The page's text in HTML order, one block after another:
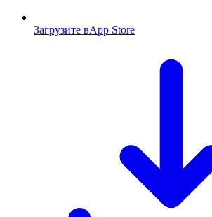
Загрузите вApp Store